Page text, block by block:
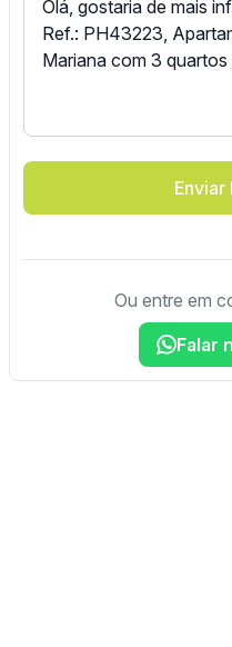
Enviar
Ou entre em
Falar